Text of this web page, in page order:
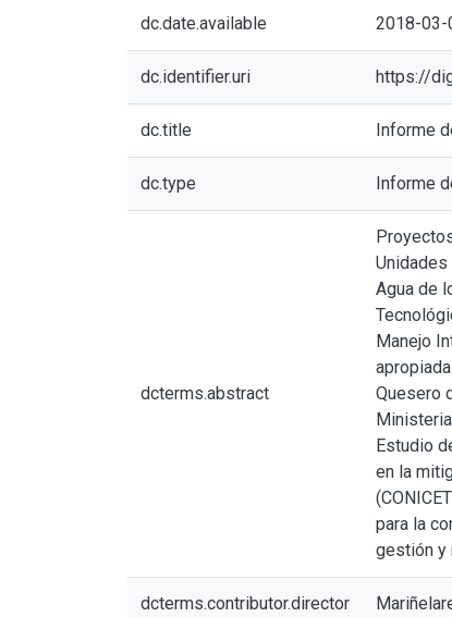
dc.date.available 2018-03-
dc.identifier.uri https://
dc.title Informe
dc.type Informe
dcterms.abstract
Unidades
Agua de
Manejo
Quesero
Estudio
en la
para la
gestión y
dcterms.contributor.director